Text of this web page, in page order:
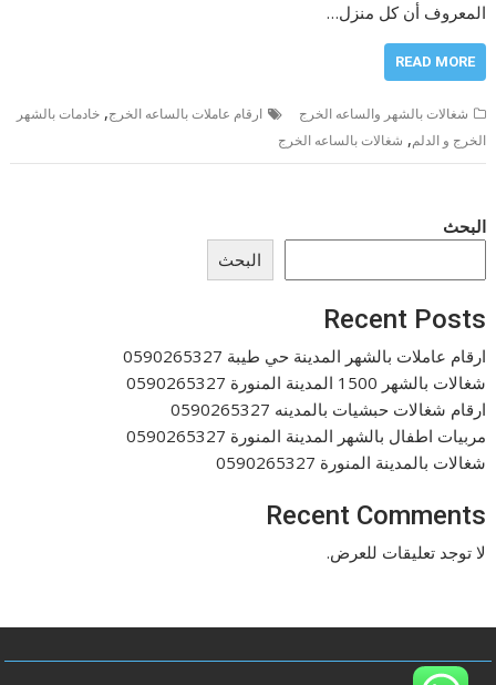
المعروف أن كل منزل…
READ MORE
شغالات بالشهر والساعه الخرج ارقام عاملات بالساعه الخرج,خادمات بالشهر
الخرج و الدلم, شغالات بالساعه الخرج
البحث
البحث
Recent Posts
ارقام عاملات بالشهر المدينة حي طيبة 0590265327
شغالات بالشهر 1500 المدينة المنورة 0590265327
ارقام شغالات حبشيات بالمدينه 0590265327
مربيات اطفال بالشهر المدينة المنورة 0590265327
شغالات بالمدينة المنورة 0590265327
Recent Comments
لا توجد تعليقات للعرض.